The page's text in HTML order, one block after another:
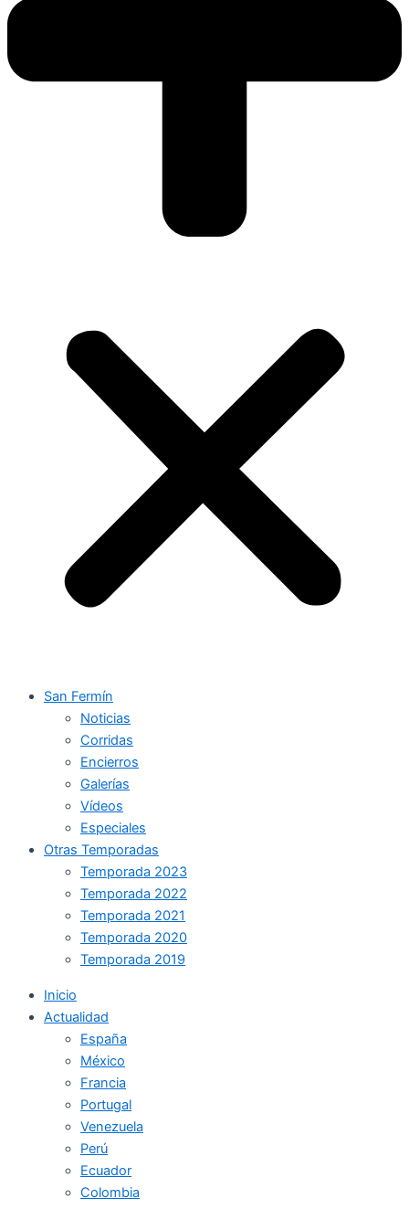
San Fermín
Noticias
Corridas
Encierros
Galerías
Vídeos
Especiales
Otras Temporadas
Temporada 2023
Temporada 2022
Temporada 2021
Temporada 2020
Temporada 2019
Inicio
Actualidad
España
México
Francia
Portugal
Venezuela
Perú
Ecuador
Colombia